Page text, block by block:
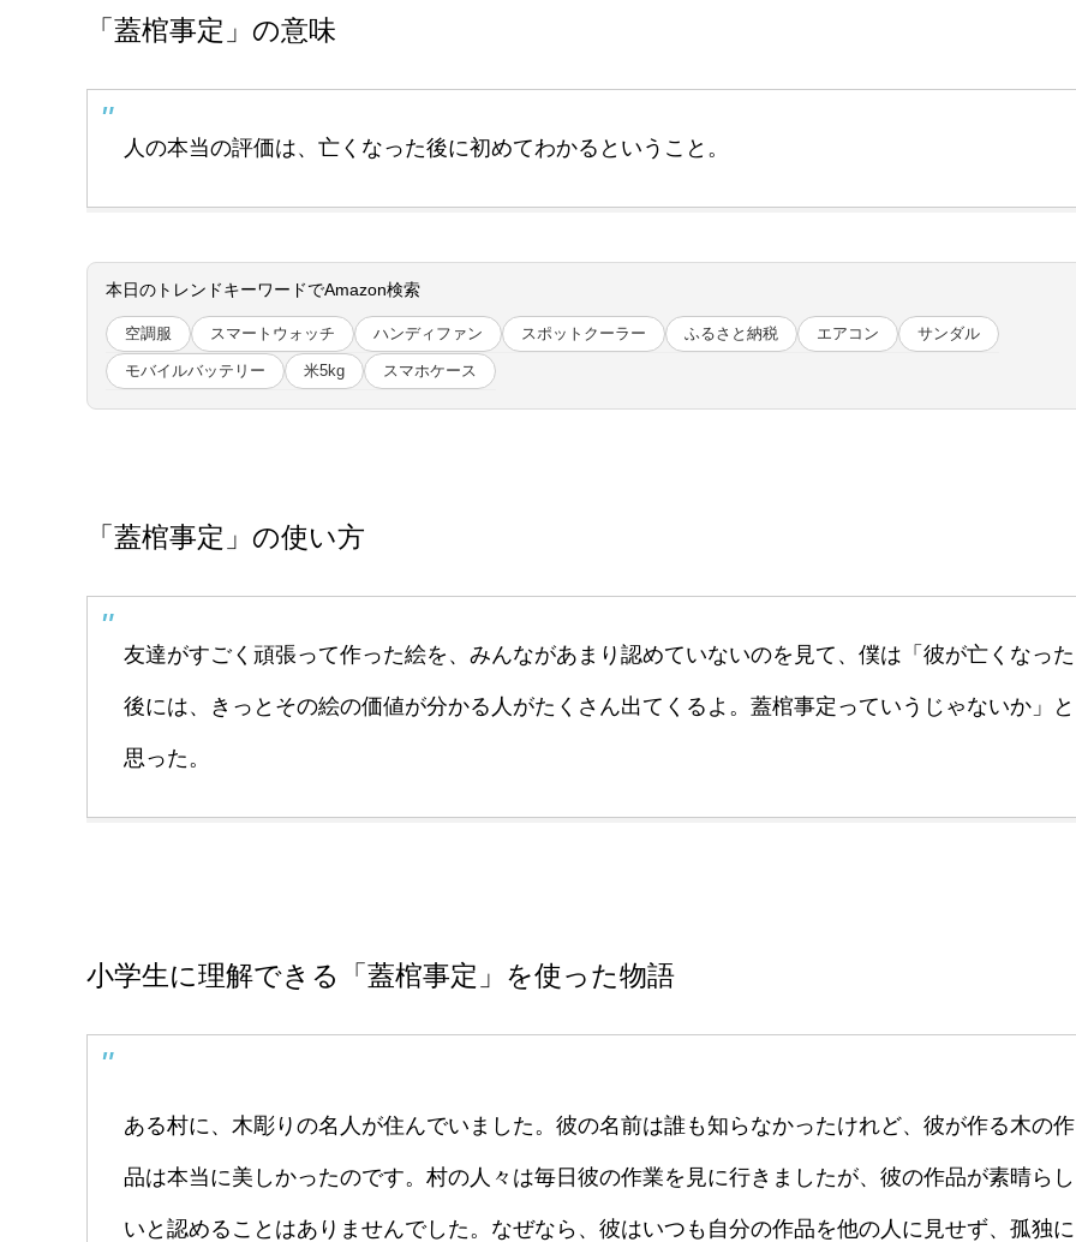
「蓋棺事定」の意味
人の本当の評価は、亡くなった後に初めてわかるということ。
本日のトレンドキーワードでAmazon検索
空調服 スマートウォッチ ハンディファン スポットクーラー ふるさと納税 エアコン サンダル
モバイルバッテリー 米5kg スマホケース
「蓋棺事定」の使い方
友達がすごく頑張って作った絵を、みんながあまり認めていないのを見て、僕は「彼が亡くなった
後には、きっとその絵の価値が分かる人がたくさん出てくるよ。蓋棺事定っていうじゃないか」と
思った。
小学生に理解できる「蓋棺事定」を使った物語
ある村に、木彫りの名人が住んでいました。彼の名前は誰も知らなかったけれど、彼が作る木の作
品は本当に美しかったのです。村の人々は毎日彼の作業を見に行きましたが、彼の作品が素晴らし
いと認めることはありませんでした。なぜなら、彼はいつも自分の作品を他の人に見せず、孤独に